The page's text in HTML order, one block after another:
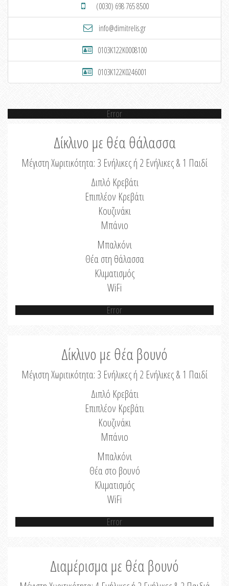
(0030) 698 765 8500
info@dimitrelis.gr
0103K122K0008100
0103K122K0246001
Error
Δίκλινο με θέα θάλασσα
Μέγιστη Χωριτικότητα: 3 Ενήλικες ή 2 Ενήλικες & 1 Παιδί
Διπλό Κρεβάτι
Επιπλέον Κρεβάτι
Κουζινάκι
Μπάνιο
Μπαλκόνι
Θέα στη θάλασσα
Κλιματισμός
WiFi
Error
Δίκλινο με θέα βουνό
Μέγιστη Χωριτικότητα: 3 Ενήλικες ή 2 Ενήλικες & 1 Παιδί
Διπλό Κρεβάτι
Επιπλέον Κρεβάτι
Κουζινάκι
Μπάνιο
Μπαλκόνι
Θέα στο βουνό
Κλιματισμός
WiFi
Error
Διαμέρισμα με θέα βουνό